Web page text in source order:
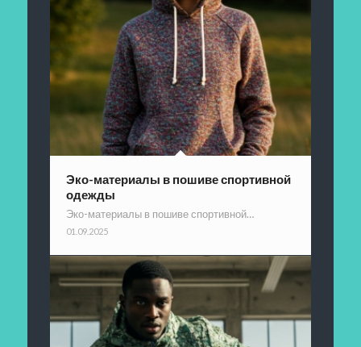
Эко-материалы в пошиве спортивной
одежды
Эко-материалы в пошиве спортивной…
01.09.2025